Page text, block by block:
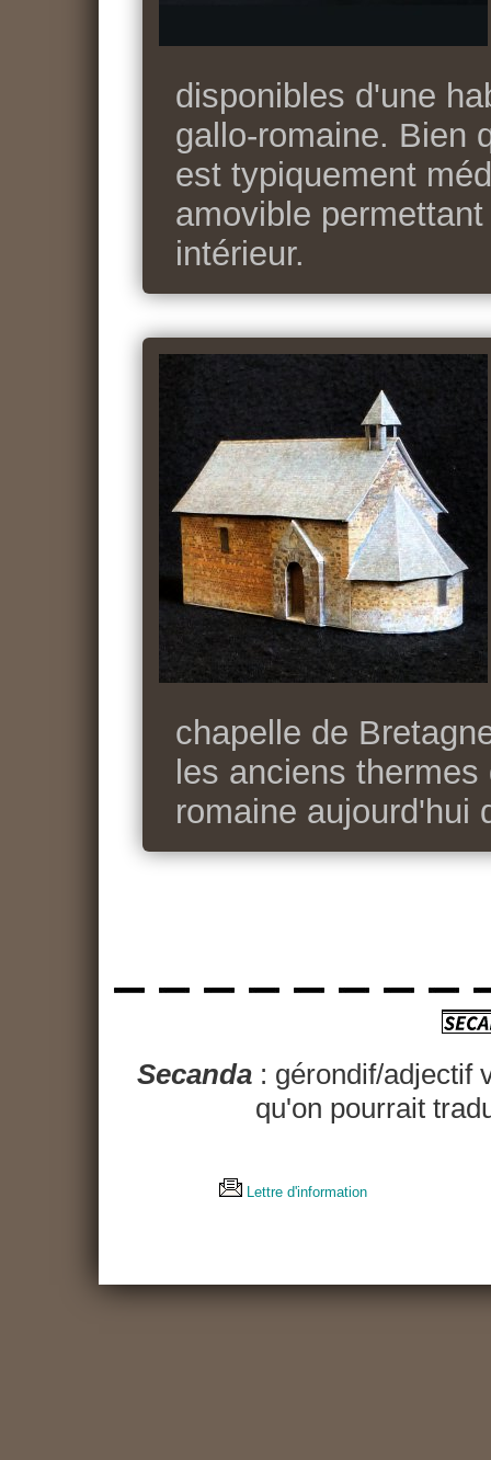
disponibles d'une
gallo-romaine. Bien
est typiquement
amovible
intérieur.
chapelle de
les anciens
romaine aujourd'hui
Secanda: gérondif/adjectif
qu'on pourrait
Lettre d'information